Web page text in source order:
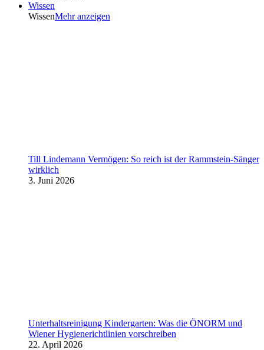
Wissen
WissenMehr anzeigen
Till Lindemann Vermögen: So reich ist der Rammstein-Sänger
wirklich
3. Juni 2026
Unterhaltsreinigung Kindergarten: Was die ÖNORM und
Wiener Hygienerichtlinien vorschreiben
22. April 2026